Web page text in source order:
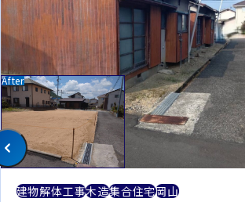
建物解体工事木造集合住宅岡山